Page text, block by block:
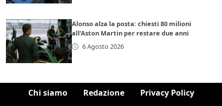
Alonso alza la posta: chiesti 80 milioni
all’Aston Martin per restare due anni
6 Agosto 2026
Chi siamo Redazione Privacy Policy